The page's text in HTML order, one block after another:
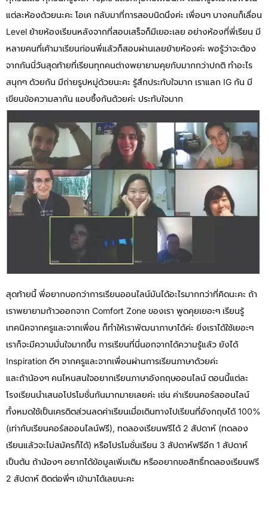
แต่ละห้องด้วยนะคะ โอเค กลับมาที่การสอบนิดนึงค่ะ เพื่อนๆ บางคนก็เลื่อน
Level ย้ายห้องเรียนหลังจากที่สอบเสร็จก็มีเยอะเลย อย่างห้องที่พี่เรียน มี
หลายคนที่เค้ามาเรียนก่อนพี่แล้วก็สอบผ่านเลยย้ายห้องค่ะ พอรู้ว่าจะต้อง
จากกันนี่วันสุดท้ายที่เรียนทุกคนต่างพยายามคุยกับมากกว่าปกติ ทำอะไร
สนุกๆ ด้วยกัน มีถ่ายรูปหมู่ด้วยนะคะ รู้สึกประทับใจมาก เราแลก IG กัน มี
เขียนข้อความลากัน แอบซึ้งกันด้วยค่ะ ประทับใจมาก
สุดท้ายนี้ พี่อยากบอกว่าการเรียนออนไลน์มันได้อะไรมากกว่าที่คิดนะคะ ถ้า
เราพยายามก้าวออกจาก Comfort Zone ของเรา พูดคุยเยอะๆ เรียนรู้
เทคนิคจากครูและจากเพื่อน ก็ทำให้เราพัฒนาภาษาได้ค่ะ ยิ่งเราได้ใช้เยอะๆ
เราก็จะมีความมั่นใจมากขึ้น การเรียนที่นี่นอกจากได้ความรู้แล้ว ยังได้
Inspiration ดีๆ จากครูและจากเพื่อนผ่านการเรียนภาษาด้วยค่ะ
และถ้าน้องๆ คนไหนสนใจอยากเรียนภาษาอังกฤษออนไลน์ ตอนนี้แต่ละ
โรงเรียนนำเสนอโปรโมชั่นกันมากมายเลยค่ะ เช่น ค่าเรียนคอร์สออนไลน์
ทั้งหมดใช้เป็นเครดิตส่วนลดค่าเรียนเมื่อเดินทางไปเรียนที่อังกฤษได้ 100%
(เท่ากับเรียนคอร์สออนไลน์ฟรี), ทดลองเรียนฟรีได้ 2 สัปดาห์ (ทดลอง
เรียนแล้วจะไม่สมัครก็ได้) หรือโปรโมชั่นเรียน 3 สัปดาห์ฟรีอีก 1 สัปดาห์
เป็นต้น ถ้าน้องๆ อยากได้ข้อมูลเพิ่มเติม หรืออยากขอสิทธิ์ทดลองเรียนฟรี
2 สัปดาห์ ติดต่อพี่ๆ เข้ามาได้เลยนะคะ